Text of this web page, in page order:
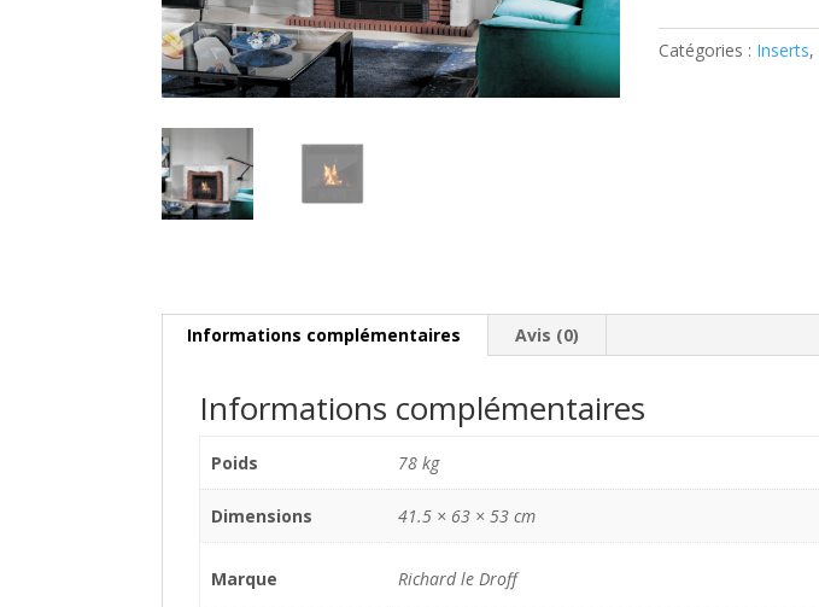
Richard
Catégories : Inserts,
Informations complémentaires Avis (0)
Informations complémentaires
Poids 78 kg
Dimensions 41.5 × 63 × 53 cm
Marque Richard le Droff